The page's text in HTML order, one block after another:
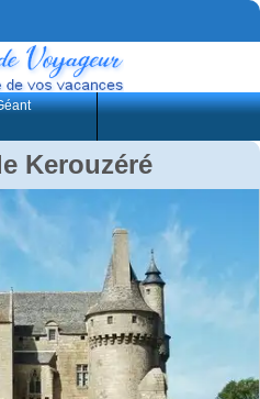
Kerouzéré